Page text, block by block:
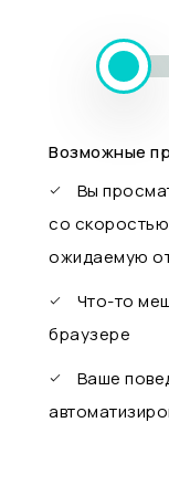
Возможные
Вы
со
ожидаемую
Что-то
браузере
Ваше